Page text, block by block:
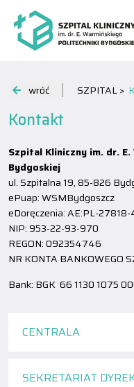
wróć SZPITAL >
Kontakt
Szpital Kliniczny im. dr.
Bydgoskiej
ul. Szpitalna 19, 85-826
ePuap: WSMBydgoszcz
eDoręczenia: AE:PL-
NIP: 953-22-93-970
REGON: 092354746
NR KONTA BANKOWEGO
Bank: BGK 66 1130 1075
CENTRALA
SEKRETARIAT